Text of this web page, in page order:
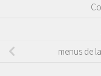
menus de